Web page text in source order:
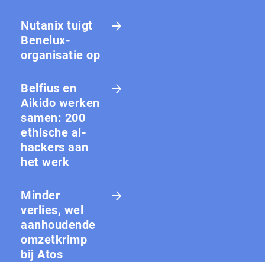
Nutanix tuigt
Benelux-
organisatie op
Belfius en
Aikido werken
samen: 200
ethische ai-
hackers aan
het werk
Minder
verlies, wel
aanhoudende
omzetkrimp
bij Atos